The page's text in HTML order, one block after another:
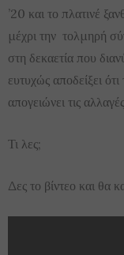
’20 και το πλατινέ
μέχρι την τολμηρή
στη δεκαετία που
ευτυχώς αποδείξει
απογειώνει τις
Τι λες;
Δες το βίντεο και θα